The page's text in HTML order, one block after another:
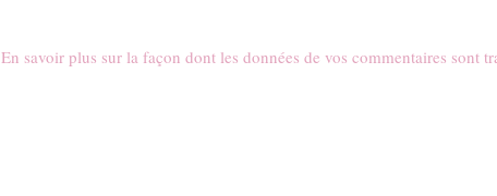
En savoir plus sur la façon dont les données de vos commentaires sont